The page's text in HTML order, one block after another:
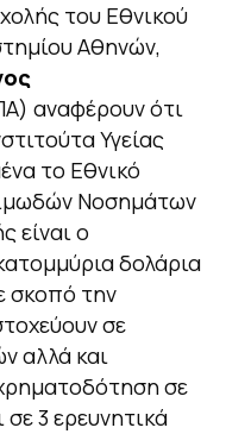
του Εθνικού
Αθηνών,
αναφέρουν ότι
Υγείας
το Εθνικό
Νοσημάτων
είναι ο
δολάρια
σκοπό την
σε
αλλά και
σε
3 ερευνητικά